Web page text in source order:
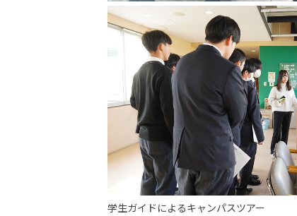
学生ガイドによるキャンパスツアー